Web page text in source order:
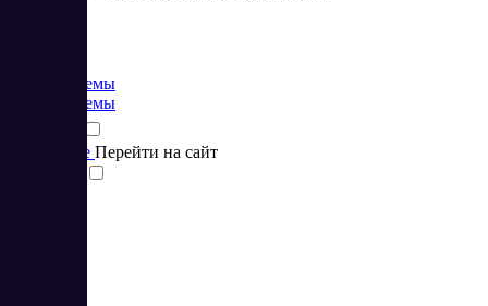
CRM системы
CRM системы
Подробнее Перейти на сайт